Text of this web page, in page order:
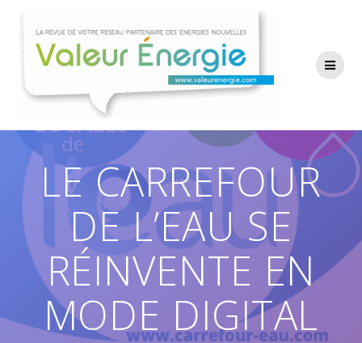
contenu
LE CARREFOUR
DE L’EAU SE
RÉINVENTE EN
MODE DIGITAL